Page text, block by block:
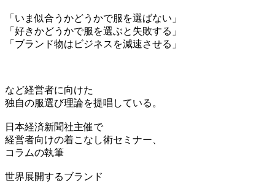
「いま似合うかどうかで服を選ばない」
「好きかどうかで服を選ぶと失敗する」
「ブランド物はビジネスを減速させる」
など経営者に向けた
独自の服選び理論を提唱している。
日本経済新聞社主催で
経営者向けの着こなし術セミナー、
コラムの執筆
世界展開するブランド